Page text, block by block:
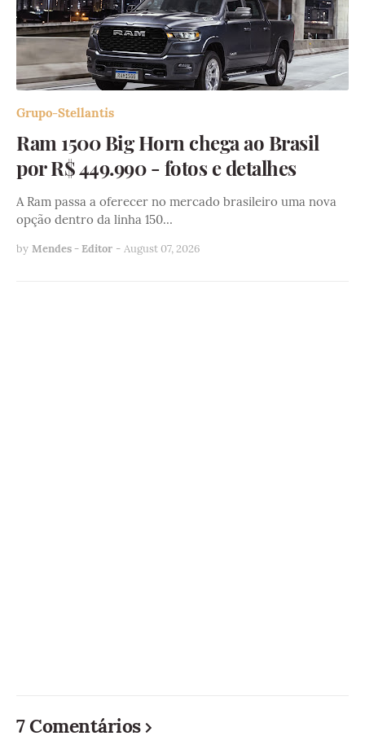
Grupo-Stellantis
Ram 1500 Big Horn chega ao Brasil
por R$ 449.990 - fotos e detalhes
A Ram passa a oferecer no mercado brasileiro uma nova
opção dentro da linha 150…
by Mendes - Editor - August 07, 2026
7 Comentários